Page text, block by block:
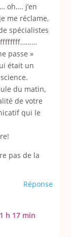
oh…. j’en
me réclame,
spécialistes
passe »
était un
du matin,
de votre
qui le
pas de la
Réponse
h 17 min